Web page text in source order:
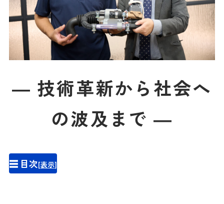
― 技術革新から社会へ
の波及まで ―
☰ 目次[表示]